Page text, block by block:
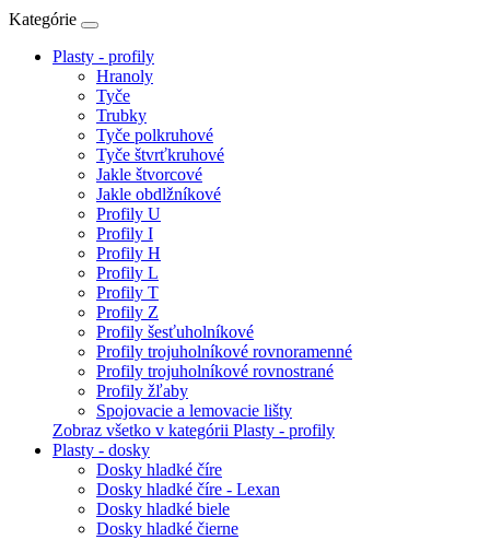
Kategórie
Plasty - profily
Hranoly
Tyče
Trubky
Tyče polkruhové
Tyče štvrťkruhové
Jakle štvorcové
Jakle obdlžníkové
Profily U
Profily I
Profily H
Profily L
Profily T
Profily Z
Profily šesťuholníkové
Profily trojuholníkové rovnoramenné
Profily trojuholníkové rovnostrané
Profily žľaby
Spojovacie a lemovacie lišty
Zobraz všetko v kategórii Plasty - profily
Plasty - dosky
Dosky hladké číre
Dosky hladké číre - Lexan
Dosky hladké biele
Dosky hladké čierne